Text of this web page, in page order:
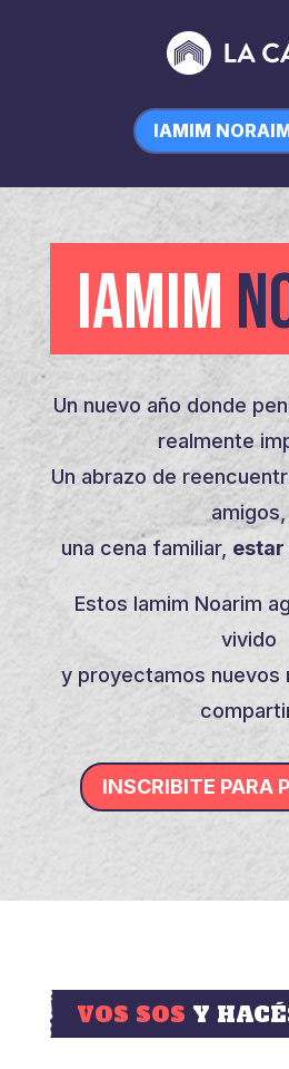
IAMIM
IAMIM
Un nuevo año donde
realmente
Un abrazo de
amigos,
una cena familiar, estar
Estos Iamim Noarim
vivido
y proyectamos nuevos
INSCRIBITE PARA
VOS SOS Y